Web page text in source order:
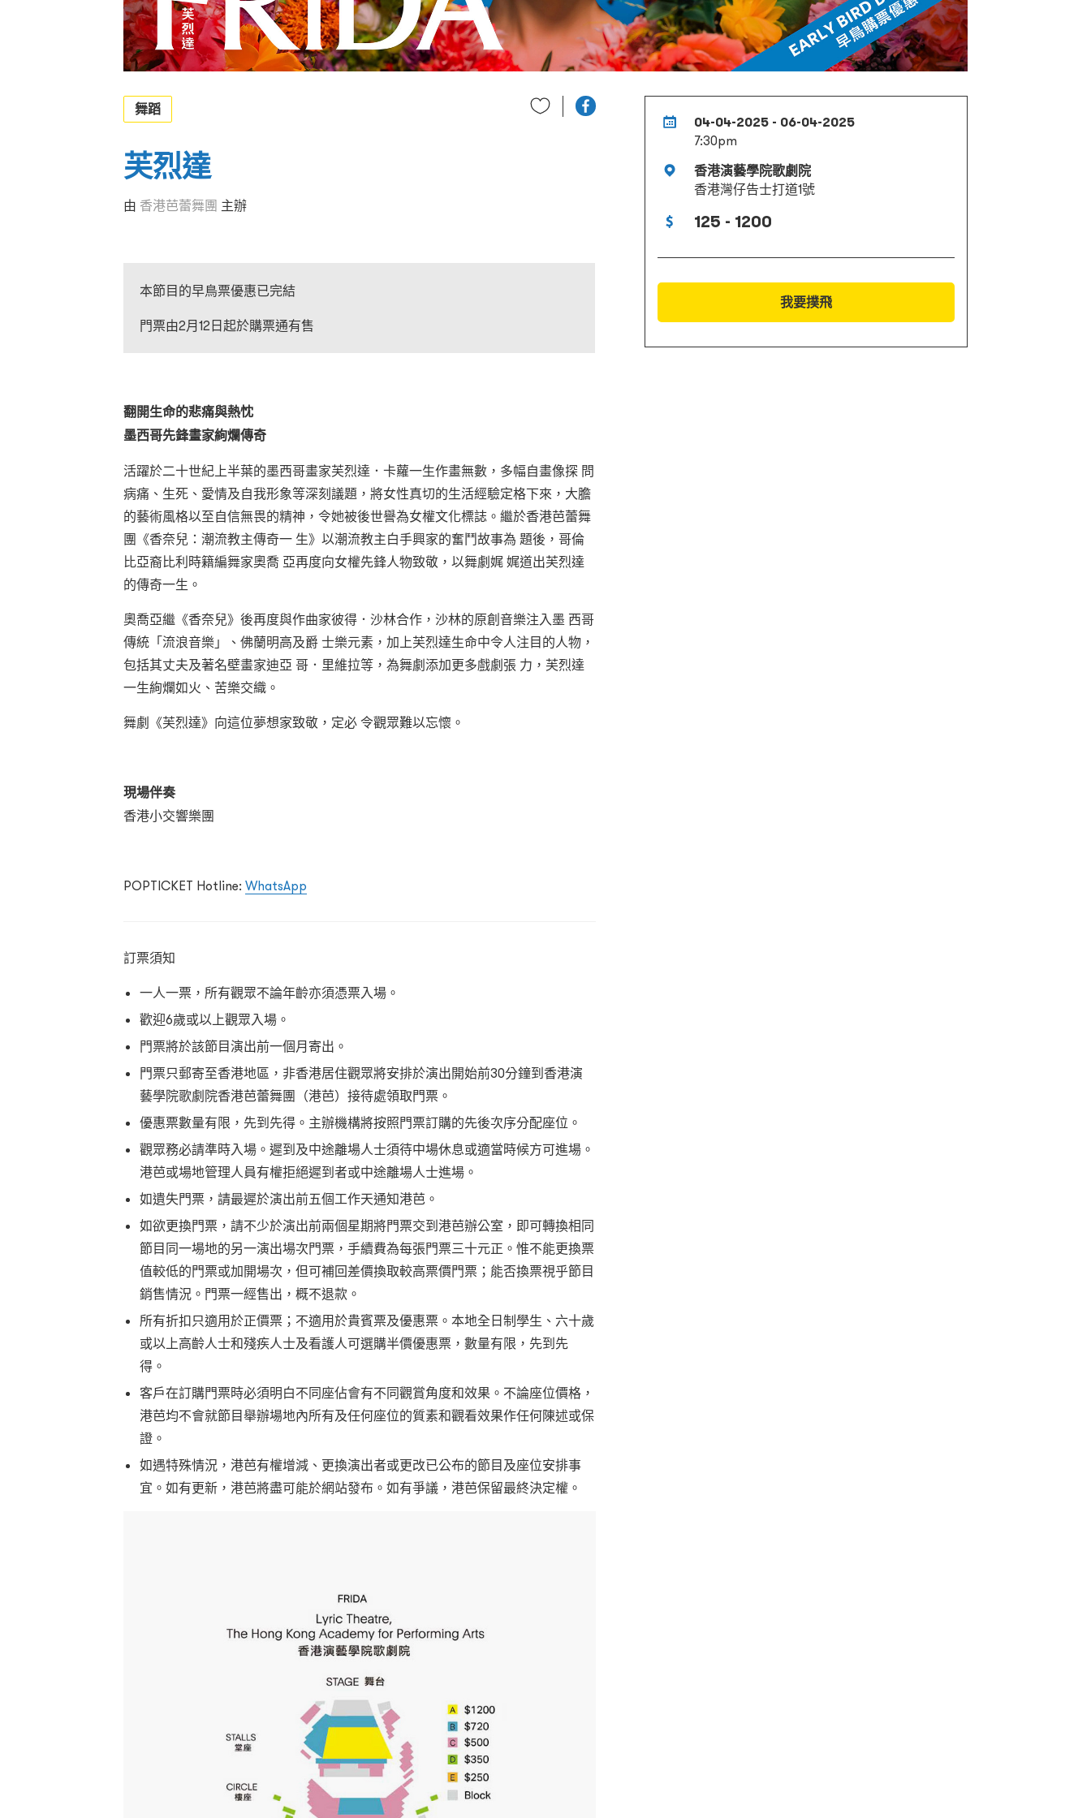
04-04-2025 - 06-04-2025
7:30pm
香港演藝學院歌劇院
香港灣仔告士打道1號
125 - 1200
我要撲飛
舞蹈
芙烈達
由 香港芭蕾舞團 主辦
本節目的早鳥票優惠已完結
門票由2月12日起於購票通有售
翻開生命的悲痛與熱忱
墨西哥先鋒畫家絢爛傳奇
活躍於二十世紀上半葉的墨西哥畫家芙烈達．卡蘿一生作畫無數，多幅自畫像探 問
病痛、生死、愛情及自我形象等深刻議題，將女性真切的生活經驗定格下來，大膽
的藝術風格以至自信無畏的精神，令她被後世譽為女權文化標誌。繼於香港芭蕾舞
團《香奈兒：潮流教主傳奇一 生》以潮流教主白手興家的奮鬥故事為 題後，哥倫
比亞裔比利時籍編舞家奧喬 亞再度向女權先鋒人物致敬，以舞劇娓 娓道出芙烈達
的傳奇一生。
奧喬亞繼《香奈兒》後再度與作曲家彼得．沙林合作，沙林的原創音樂注入墨 西哥
傳統「流浪音樂」、佛蘭明高及爵 士樂元素，加上芙烈達生命中令人注目的人物，
包括其丈夫及著名壁畫家迪亞 哥．里維拉等，為舞劇添加更多戲劇張 力，芙烈達
一生絢爛如火、苦樂交織。
舞劇《芙烈達》向這位夢想家致敬，定必 令觀眾難以忘懷。
現場伴奏
香港小交響樂團
POPTICKET Hotline: WhatsApp
訂票須知
一人一票，所有觀眾不論年齡亦須憑票入場。
歡迎6歲或以上觀眾入場。
門票將於該節目演出前一個月寄出 。
門票只郵寄至香港地區，非香港居住觀眾將安排於演出開始前30分鐘到 香港演
藝學院歌劇院香港芭蕾舞團（港芭）接待處領取門票。
優惠票數量有限，先到先得。主辦機構將按照門票訂購的先後次序分配座位。
觀眾務必請準時入場。遲到及中途離場人士須待中場休息或適當時候方可進場。
港芭或場地管理人員有權拒絕遲到者或中途離場人士進場。
如遺失門票，請最遲於演出前五個工作天通知港芭 。
如欲更換門票，請不少於演出前兩個星期將門票交到港芭辦公室，即可轉換相同
節目同一場地的另一演出場次門票，手續費為每張門票三十元正。惟不能更換票
值較低的門票或加開場次，但可補回差價換取較高票價門票；能否換票視乎節目
銷售情況。門票一經售出，概不退款。
所有折扣只適用於正價票；不適用於貴賓票及優惠票 。 本地全日制學生、六十歲
或以上高齡人士和殘疾人士及看護人可選購半價優惠票，數量有限，先到先
得。
客戶在訂購門票時必須明白不同座佔會有不同觀賞角度和效果。不論座位價格，
港芭均不會就節目舉辦場地內所有及任何座位的質素和觀看效果作任何陳述或保
證。
如遇特殊情況，港芭有權增減、更換演出者或更改已公布的節目及座位安排事
宜。如有更新，港芭將盡可能於網站發布。如有爭議，港芭保留最終決定權。